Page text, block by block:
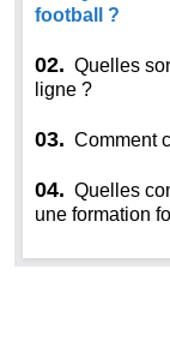
football ?
02. Quelles
ligne ?
03. Comment
04. Quelles
une formation